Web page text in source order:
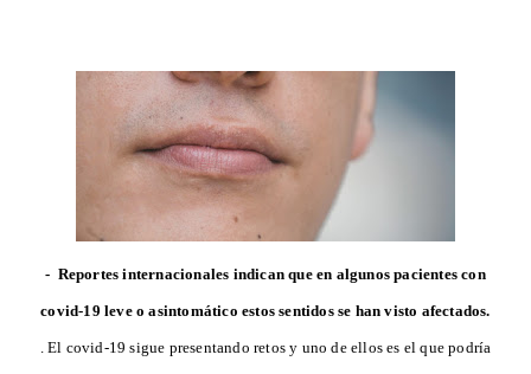
- Reportes internacionales indican que en algunos pacientes con
covid-19 leve o asintomático estos sentidos se han visto afectados.
. El covid-19 sigue presentando retos y uno de ellos es el que podría